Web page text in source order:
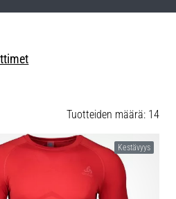
Tuotteiden määrä: 14
Kestävyys